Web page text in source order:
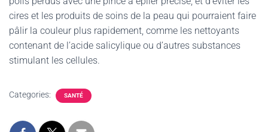
cires et les produits de soins de la peau qui pourraient faire
pâlir la couleur plus rapidement, comme les nettoyants
contenant de l’acide salicylique ou d’autres substances
stimulant les cellules.
Categories: SANTÉ